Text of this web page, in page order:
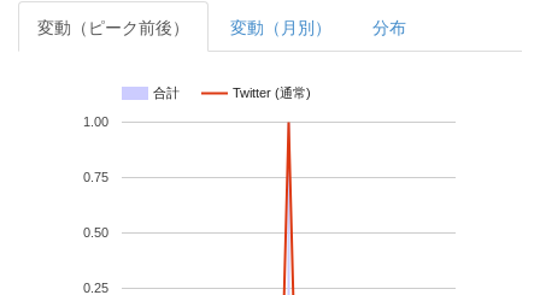
変動（ピーク前後） 変動（月別） 分布
合計 Twitter (通常)
0.25
0.50
0.75
1.00